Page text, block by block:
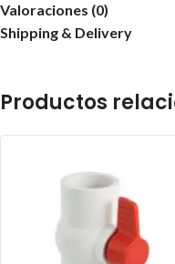
Valoraciones (0)
Shipping & Delivery
Productos